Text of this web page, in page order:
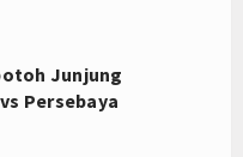
Junjung
Persebaya